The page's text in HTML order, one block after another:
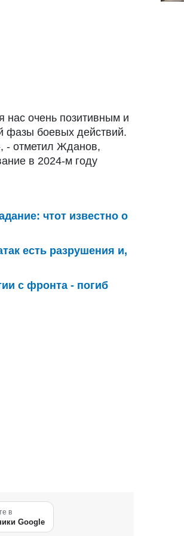
нас очень позитивным и
фазы боевых действий.
- отметил Жданов,
в 2024-м году
чтот известно о
есть разрушения и,
с фронта - погиб
в
Google